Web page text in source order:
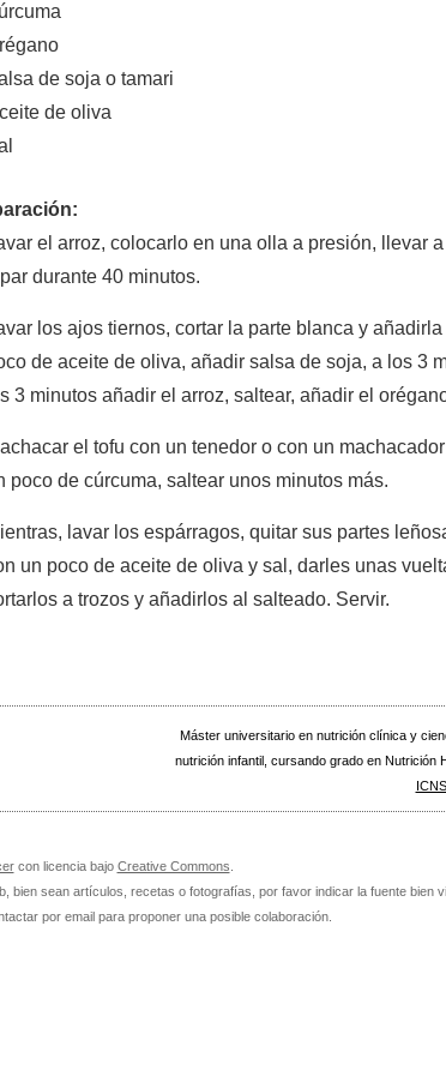
de soja o tamari
de oliva
el arroz, colocarlo en una olla a presión, llevar
durante 40 minutos.
los ajos tiernos, cortar la parte blanca y
de aceite de oliva, añadir salsa de soja, a los 3
3 minutos añadir el arroz, saltear, añadir el
el tofu con un tenedor o con un
poco de cúrcuma, saltear unos minutos más.
lavar los espárragos, quitar sus partes
un poco de aceite de oliva y sal, darles unas
a trozos y añadirlos al salteado. Servir.
Máster universitario en nutrición clínica y
nutrición infantil, cursando grado en Nutrición
con licencia bajo Creative Commons
bien sean artículos, recetas o fotografías, por favor indicar la fuente bien
por email para proponer una posible colaboración.